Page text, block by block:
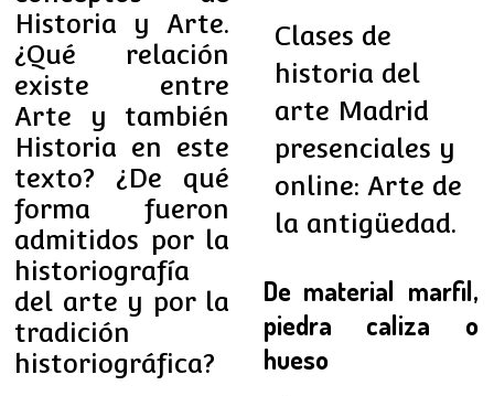
Historia y Arte.
¿Qué relación
existe entre
Arte y también
Historia en este
texto? ¿De qué
forma fueron
admitidos por la
historiografía
del arte y por la
tradición
historiográfica?
Clases de
historia del
arte Madrid
presenciales y
online: Arte de
la antigüedad.
De material marfil,
piedra caliza o
hueso